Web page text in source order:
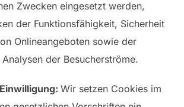
Zwecken eingesetzt werden,
der Funktionsfähigkeit, Sicherheit
Onlineangeboten sowie der
der Besucherströme.
Wir setzen Cookies im